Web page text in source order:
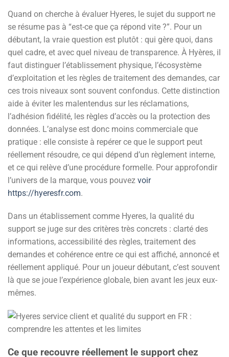
Quand on cherche à évaluer Hyeres, le sujet du support ne
se résume pas à “est-ce que ça répond vite ?”. Pour un
débutant, la vraie question est plutôt : qui gère quoi, dans
quel cadre, et avec quel niveau de transparence. À Hyères, il
faut distinguer l’établissement physique, l’écosystème
d’exploitation et les règles de traitement des demandes, car
ces trois niveaux sont souvent confondus. Cette distinction
aide à éviter les malentendus sur les réclamations,
l’adhésion fidélité, les règles d’accès ou la protection des
données. L’analyse est donc moins commerciale que
pratique : elle consiste à repérer ce que le support peut
réellement résoudre, ce qui dépend d’un règlement interne,
et ce qui relève d’une procédure formelle. Pour approfondir
l’univers de la marque, vous pouvez voir
https://hyeresfr.com.
Dans un établissement comme Hyeres, la qualité du
support se juge sur des critères très concrets : clarté des
informations, accessibilité des règles, traitement des
demandes et cohérence entre ce qui est affiché, annoncé et
réellement appliqué. Pour un joueur débutant, c’est souvent
là que se joue l’expérience globale, bien avant les jeux eux-
mêmes.
Ce que recouvre réellement le support chez